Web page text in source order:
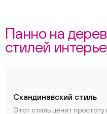
Панно на
стилей
Скандинавский стиль
Этот стиль ценит простоту